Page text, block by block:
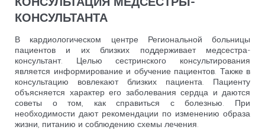
КОНСУЛЬТАНТА
В кардиологическом центре Региональной больницы
пациентов и их близких поддерживает медсестра-
консультант. Целью сестринского консультирования
является информирование и обучение пациентов. Также в
консультацию вовлекают близких пациента. Пациенту
объясняется характер его заболевания сердца и даются
советы о том, как справиться с болезнью. При
необходимости дают рекомендации по изменению образа
жизни, питанию и соблюдению схемы лечения.